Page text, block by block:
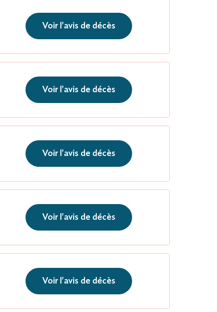
Voir l'avis de décès
Voir l'avis de décès
Voir l'avis de décès
Voir l'avis de décès
Voir l'avis de décès